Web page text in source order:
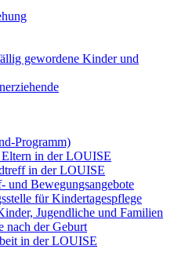
gewordene Kinder und
Programm)
in der LOUISE
in der LOUISE
und Bewegungsangebote
für Kindertagespflege
Jugendliche und Familien
nach der Geburt
in der LOUISE